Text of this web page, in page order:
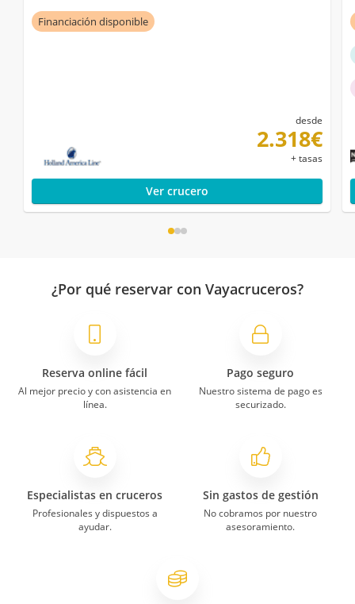
Financiación disponible
desde
2.318€
+ tasas
Ver crucero
¿Por qué reservar con Vayacruceros?
Reserva online fácil
Al mejor precio y con asistencia en
línea.
Pago seguro
Nuestro sistema de pago es
securizado.
Especialistas en cruceros
Profesionales y dispuestos a
ayudar.
Sin gastos de gestión
No cobramos por nuestro
asesoramiento.